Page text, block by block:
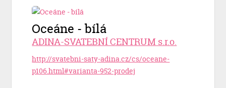
Oceáne - bílá
ADINA-SVATEBNÍ CENTRUM s.r.o.
http://svatebni-saty-adina.cz/cs/oceane-
p106.html#varianta-952-prodej